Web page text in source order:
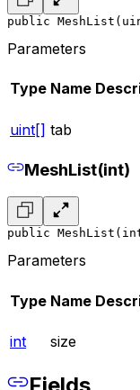
public
Parameters
Type Name
uint[] tab
MeshList(int)
public
Parameters
Type Name
int size